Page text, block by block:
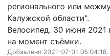
регионального или
Калужской области".
Велосипед. 30 июня 2021
на момент съёмки.
Добавлено 2021-07-01 05:04:18.